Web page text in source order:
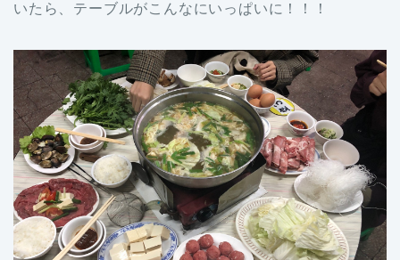
いたら、テーブルがこんなにいっぱいに！！！